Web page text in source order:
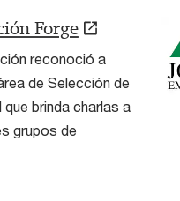
Forge
reconoció a
de Selección de
que brinda charlas a
grupos de